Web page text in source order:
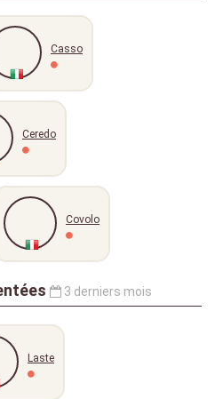
Casso
Ceredo
Covolo
3 derniers mois
Laste